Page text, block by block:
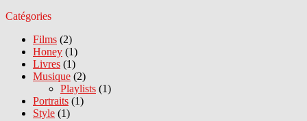
Catégories
Films (2)
Honey (1)
Livres (1)
Musique (2)
Playlists (1)
Portraits (1)
Style (1)